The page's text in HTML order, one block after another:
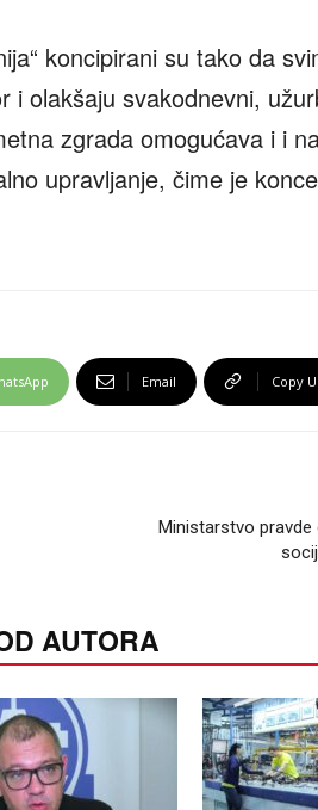
koncipirani su tako da
i olakšaju svakodnevni,
zgrada omogućava i i
upravljanje, čime je
Email Copy
Ministarstvo
AUTORA